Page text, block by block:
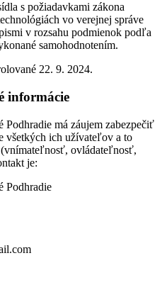
s požiadavkami zákona
vo verejnej správe
v rozsahu podmienok podľa
samohodnotením.
22. 9. 2024.
informácie
Podhradie má záujem zabezpečiť
všetkých ich užívateľov a to
ovládateľnosť,
je:
Podhradie